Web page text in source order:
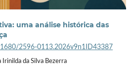
uma análise histórica das
2596-0113.2026v9n1ID43387
Irinilda da Silva Bezerra